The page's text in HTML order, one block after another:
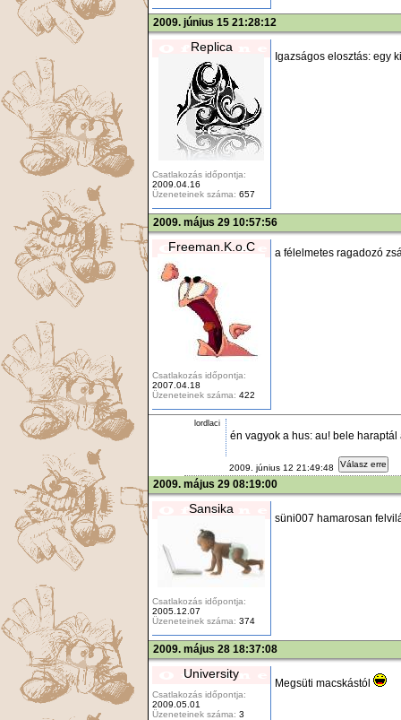
2009. június 15 21:28:12
Replica
Csatlakozás időpontja:
2009.04.16
Üzeneteinek száma: 657
Igazságos elosztás: egy
2009. május 29 10:57:56
Freeman.K.o.C
Csatlakozás időpontja:
2007.04.18
Üzeneteinek száma: 422
a félelmetes ragadozó
lordlaci
én vagyok a hus: au! bele haraptál
2009. június 12 21:49:48 Válasz erre
2009. május 29 08:19:00
Sansika
Csatlakozás időpontja:
2005.12.07
Üzeneteinek száma: 374
süni007 hamarosan
2009. május 28 18:37:08
University
Csatlakozás időpontja:
2009.05.01
Üzeneteinek száma: 3
Megsüti macskástól